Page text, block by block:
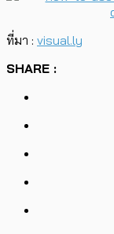
ที่มา : visual.ly
SHARE :